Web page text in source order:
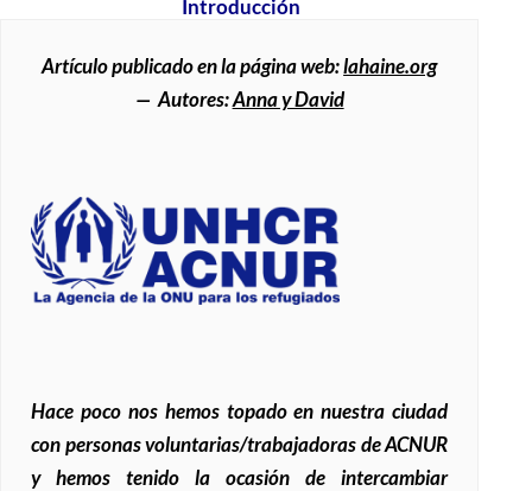
Introducción
Artículo publicado en la página web:lahaine.org
— Autores:Anna y David
Hace poco nos hemos topado en nuestra ciudad
con personas voluntarias/trabajadoras de ACNUR
y hemos tenido la ocasión de intercambiar